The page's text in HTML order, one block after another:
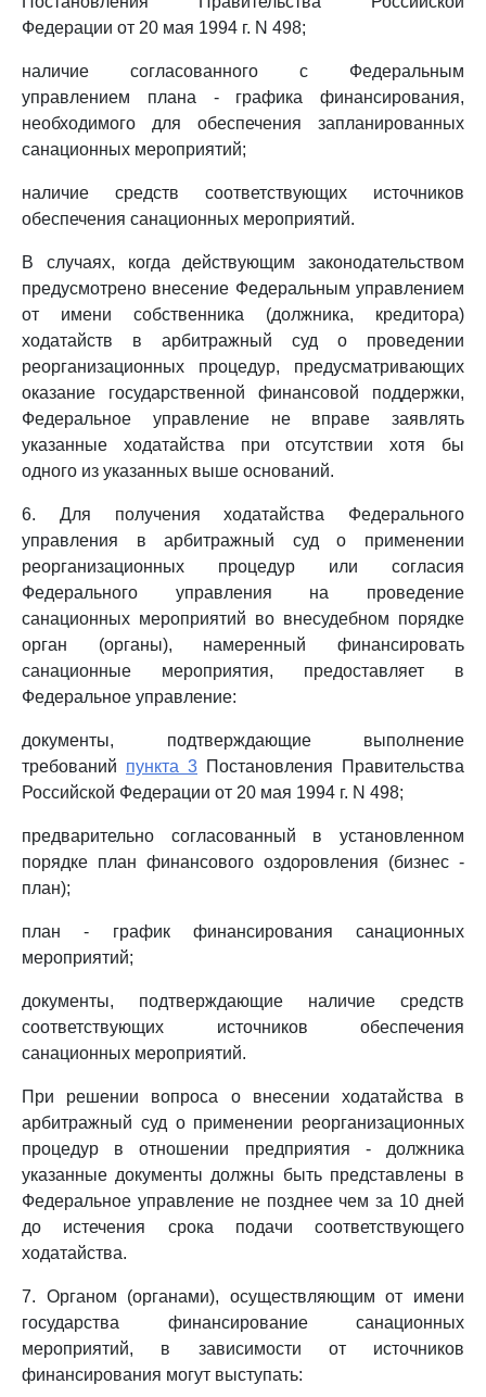
Федерации от 20 мая 1994 г. N 498;
наличие согласованного с Федеральным
управлением плана - графика финансирования,
необходимого для обеспечения запланированных
санационных мероприятий;
наличие средств соответствующих источников
обеспечения санационных мероприятий.
В случаях, когда действующим законодательством
предусмотрено внесение Федеральным управлением
от имени собственника (должника, кредитора)
ходатайств в арбитражный суд о проведении
реорганизационных процедур, предусматривающих
оказание государственной финансовой поддержки,
Федеральное управление не вправе заявлять
указанные ходатайства при отсутствии хотя бы
одного из указанных выше оснований.
6. Для получения ходатайства Федерального
управления в арбитражный суд о применении
реорганизационных процедур или согласия
Федерального управления на проведение
санационных мероприятий во внесудебном порядке
орган (органы), намеренный финансировать
санационные мероприятия, предоставляет в
Федеральное управление:
документы, подтверждающие выполнение
требований пункта 3 Постановления Правительства
Российской Федерации от 20 мая 1994 г. N 498;
предварительно согласованный в установленном
порядке план финансового оздоровления (бизнес -
план);
план - график финансирования санационных
мероприятий;
документы, подтверждающие наличие средств
соответствующих источников обеспечения
санационных мероприятий.
При решении вопроса о внесении ходатайства в
арбитражный суд о применении реорганизационных
процедур в отношении предприятия - должника
указанные документы должны быть представлены в
Федеральное управление не позднее чем за 10 дней
до истечения срока подачи соответствующего
ходатайства.
7. Органом (органами), осуществляющим от имени
государства финансирование санационных
мероприятий, в зависимости от источников
финансирования могут выступать: